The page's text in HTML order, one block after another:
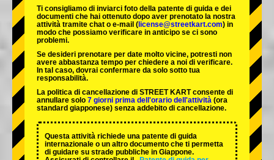
Ti consigliamo di inviarci foto della patente di guida e dei
documenti che hai ottenuto dopo aver prenotato la nostra
attività tramite chat o e-mail ( license@streetkart.com) in
modo che possiamo verificare in anticipo se ci sono
problemi.
Se desideri prenotare per date molto vicine, potresti non
avere abbastanza tempo per chiedere a noi di verificare.
In tal caso, dovrai confermare da solo sotto tua
responsabilità.
La politica di cancellazione di STREET KART consente di
annullare solo 7 giorni prima dell'orario dell'attività (ora
standard giapponese) senza addebito di cancellazione.
Questa attività richiede una patente di guida
internazionale o un altro documento che ti permetta
di guidare su strade pubbliche in Giappone.